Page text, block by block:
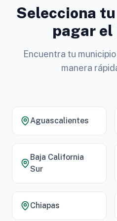
Selecciona
pagar
Encuentra tu
manera
Aguascalientes
Baja California
Sur
Chiapas